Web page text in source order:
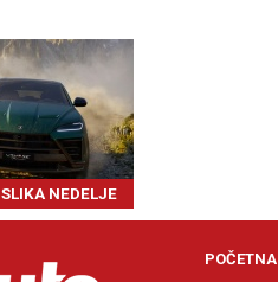
SLIKA NEDELJE
POČETNA